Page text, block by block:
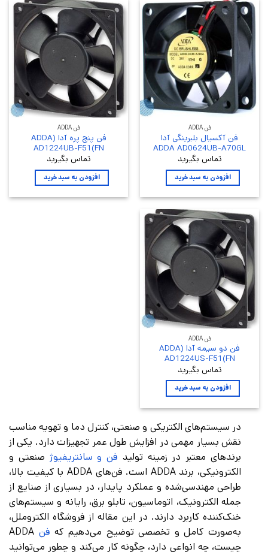
فن ADDA
فن آکسیال بلبرینگی آدا
ADDA AD0624UB-A70GL
تماس بگیرید
افزودن به سبد خرید
فن ADDA
فن پنج پره آدا (ADDA
AD1224UB-F51(FN
تماس بگیرید
افزودن به سبد خرید
فن ADDA
فن دو سیمه آدا (ADDA
AD1224US-F51(FN
تماس بگیرید
افزودن به سبد خرید
در سیستم‌های الکتریکی و صنعتی، کنترل دما و تهویه مناسب
نقش بسیار مهمی در افزایش طول عمر تجهیزات دارد. یکی از
برندهای معتبر در زمینه تولید فن و سانتریفیوژ صنعتی و
الکترونیکی، برند ADDA است. فن‌های ADDA با کیفیت بالا،
طراحی مهندسی‌شده و عملکرد پایدار، در بسیاری از صنایع از
جمله الکترونیک، اتوماسیون، تابلو برق، رایانه و سیستم‌های
خنک‌کننده کاربرد دارند. در این مقاله از فروشگاه الکتروملل،
به‌صورت کامل و تخصصی توضیح می‌دهیم که فن ADDA
چیست، چه انواعی دارد، چگونه کار می‌کند و چطور می‌توانید